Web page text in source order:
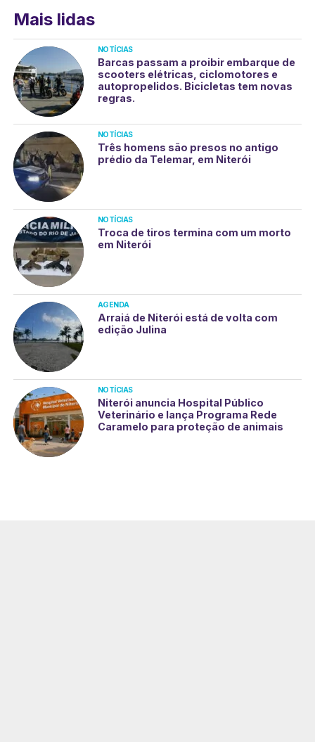
Mais lidas
NOTÍCIAS
Barcas passam a proibir embarque de
scooters elétricas, ciclomotores e
autopropelidos. Bicicletas tem novas
regras.
NOTÍCIAS
Três homens são presos no antigo
prédio da Telemar, em Niterói
NOTÍCIAS
Troca de tiros termina com um morto
em Niterói
AGENDA
Arraiá de Niterói está de volta com
edição Julina
NOTÍCIAS
Niterói anuncia Hospital Público
Veterinário e lança Programa Rede
Caramelo para proteção de animais